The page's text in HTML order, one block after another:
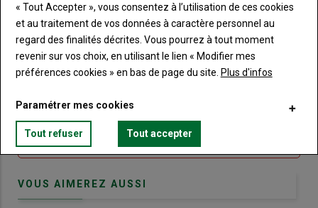
Sous-
titre
Vous n'êtes pas abonné(e)
TITRE CRÉEZ UN COMPTE
BodyChoisissez votre formule et créez votre
compte pour accéder à tout Terre de
Lien Créez un compte
VOUS AIMEREZ AUSSI
« Tout Accepter », vous consentez à l’utilisation de ces cookies
et au traitement de vos données à caractère personnel au
regard des finalités décrites. Vous pourrez à tout moment
revenir sur vos choix, en utilisant le lien « Modifier mes
préférences cookies » en bas de page du site. Plus d'infos
Paramétrer mes cookies
Tout refuser Tout accepter